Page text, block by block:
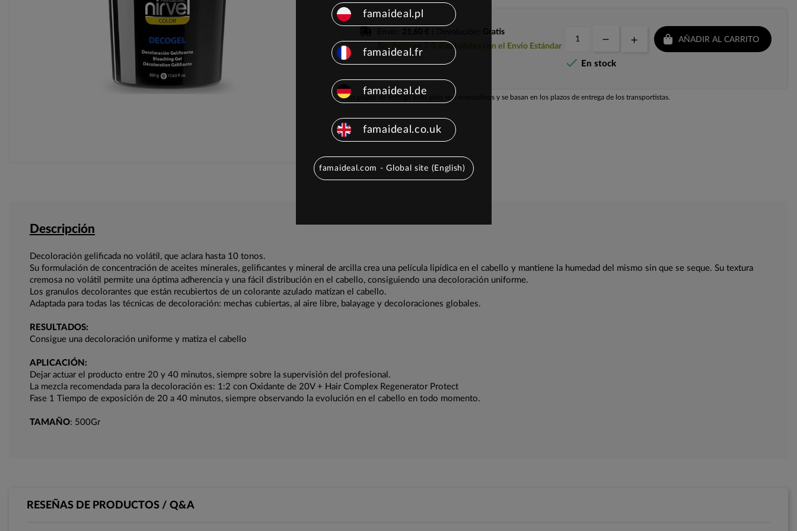
Gratis
Recíbelo en 2-3 días hábiles con el Envío Estándar
AÑADIR AL CARRITO
 En stock
Los plazos de entrega indicados son orientativos y se basan en los plazos de entrega de los transportistas.
Descripción
Decoloración gelificada no volátil, que aclara hasta 10 tonos.
Su formulación de concentración de aceites minerales, gelificantes y mineral de arcilla crea una película lipídica en el cabello y mantiene la humedad del mismo sin que se seque. Su textura
cremosa no volátil permite una óptima adherencia y una fácil distribución en el cabello, consiguiendo una decoloración uniforme.
Los granulos decolorantes que están recubiertos de un colorante azulado matizan el cabello.
Adaptada para todas las técnicas de decoloración: mechas cubiertas, al aire libre, balayage y decoloraciones globales.
RESULTADOS:
Consigue una decoloración uniforme y matiza el cabello
APLICACIÓN:
Dejar actuar el producto entre 20 y 40 minutos, siempre sobre la supervisión del profesional.
La mezcla recomendada para la decoloración es: 1:2 con Oxidante de 20V + Hair Complex Regenerator Protect
Fase 1 Tiempo de exposición de 20 a 40 minutos, siempre observando la evolución en el cabello en todo momento.
TAMAÑO: 500Gr
RESEÑAS DE PRODUCTOS / Q&A
famaideal.pl
famaideal.fr
famaideal.de
famaideal.co.uk
famaideal.com - Global site (English)